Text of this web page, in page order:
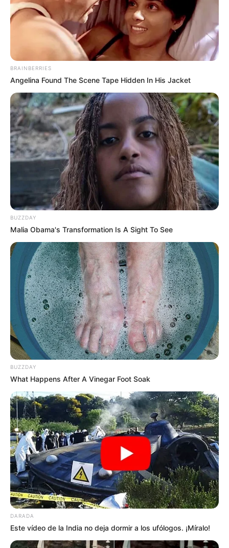
BRAINBERRIES
Angelina Found The Scene Tape Hidden In His Jacket
BUZZDAY
Malia Obama's Transformation Is A Sight To See
BUZZDAY
What Happens After A Vinegar Foot Soak
DARADA
Este vídeo de la India no deja dormir a los ufólogos. ¡Míralo!